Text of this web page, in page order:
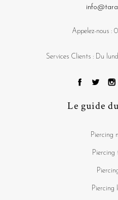
Appelez-nous :
Services Clients : Du
Le guide
Piercing
Piercing
Piercing